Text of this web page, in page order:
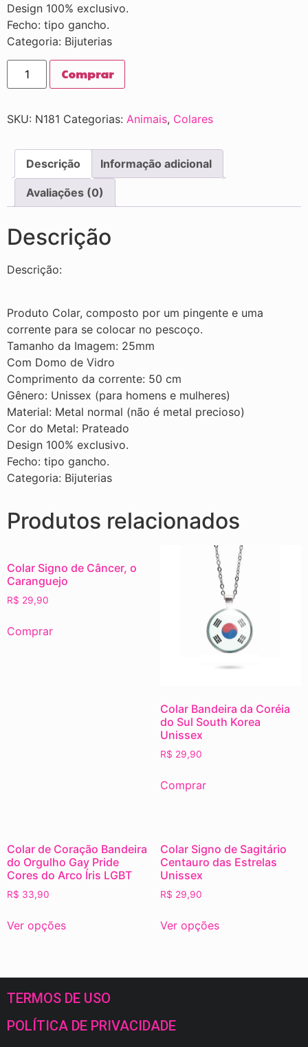
Design 100% exclusivo.
Fecho: tipo gancho.
Categoria: Bijuterias
Comprar
SKU: N181 Categorias: Animais, Colares
Descrição Informação adicional
Avaliações (0)
Descrição
Descrição:
Produto Colar, composto por um pingente e uma
corrente para se colocar no pescoço.
Tamanho da Imagem: 25mm
Com Domo de Vidro
Comprimento da corrente: 50 cm
Gênero: Unissex (para homens e mulheres)
Material: Metal normal (não é metal precioso)
Cor do Metal: Prateado
Design 100% exclusivo.
Fecho: tipo gancho.
Categoria: Bijuterias
Produtos relacionados
Colar Signo de Câncer, o
Caranguejo
R$ 29,90
Comprar
Colar Bandeira da Coréia
do Sul South Korea
Unissex
R$ 29,90
Comprar
Colar de Coração Bandeira
do Orgulho Gay Pride
Cores do Arco Íris LGBT
R$ 33,90
Ver opções
Colar Signo de Sagitário
Centauro das Estrelas
Unissex
R$ 29,90
Ver opções
TERMOS DE USO
POLÍTICA DE PRIVACIDADE